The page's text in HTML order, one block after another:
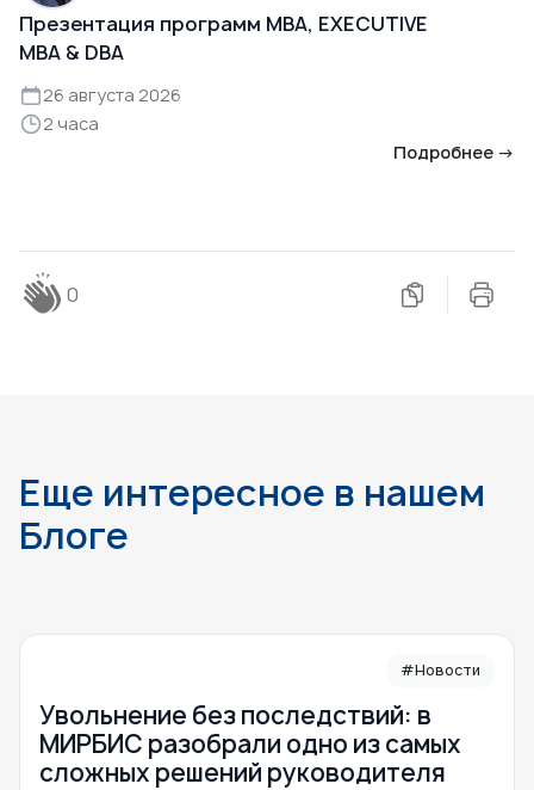
Презентация программ MBA, EXECUTIVE
MBA & DBA
26 августа 2026
2 часа
Подробнее →
0
Еще интересное в нашем
Блоге
#Новости
Увольнение без последствий: в
МИРБИС разобрали одно из самых
сложных решений руководителя